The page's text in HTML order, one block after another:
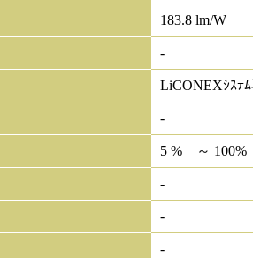
183.8 lm/W
-
LiCONEXｼｽﾃ
-
5 % ～ 100%
-
-
-